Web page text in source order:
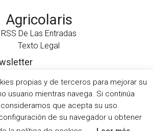
Agricolaris
RSS De Las Entradas
Texto Legal
propias y de terceros para mejorar su
usuario mientras navega. Si continúa
que acepta su uso.
de su navegador u obtener